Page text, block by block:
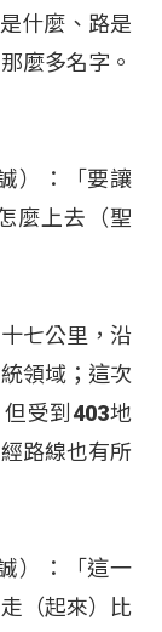
什麼、路是
麼多名字。
）：「要讓
麼上去（聖
七公里，沿
領域；這次
受到403地
路線也有所
）：「這一
（起來）比